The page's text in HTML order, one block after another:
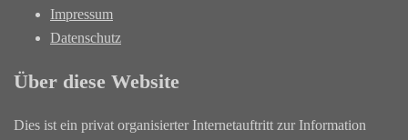
Impressum
Datenschutz
Über diese Website
Dies ist ein privat organisierter Internetauftritt zur Information